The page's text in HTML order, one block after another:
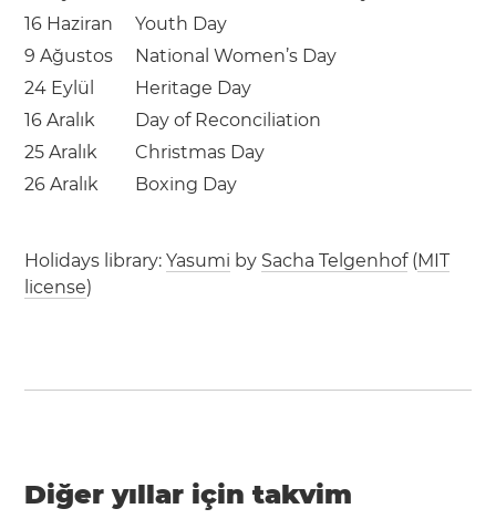
16 Haziran
Youth Day
9 Ağustos
National Women’s Day
24 Eylül
Heritage Day
16 Aralık
Day of Reconciliation
25 Aralık
Christmas Day
26 Aralık
Boxing Day
Holidays library:Yasumi by Sacha Telgenhof(MIT
license)
Diğer yıllar için takvim